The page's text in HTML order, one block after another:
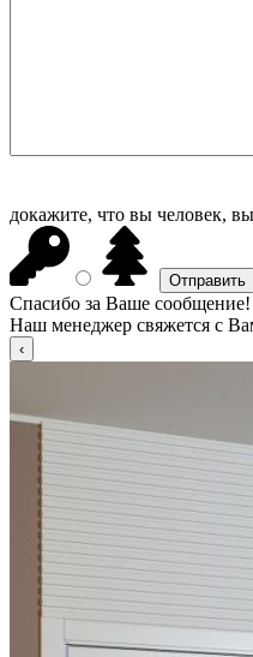
докажите, что вы человек,
Спасибо за Ваше сообщение!
Наш менеджер свяжется с